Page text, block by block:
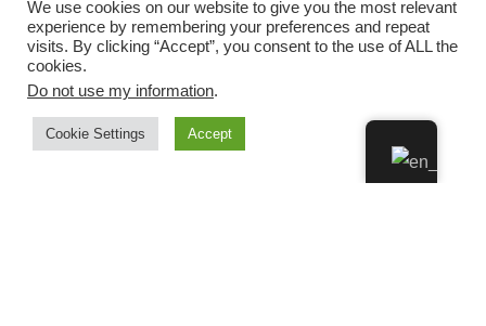
We use cookies on our website to give you the most relevant
experience by remembering your preferences and repeat
visits. By clicking “Accept”, you consent to the use of ALL the
cookies.
Do not use my information.
Cookie Settings Accept